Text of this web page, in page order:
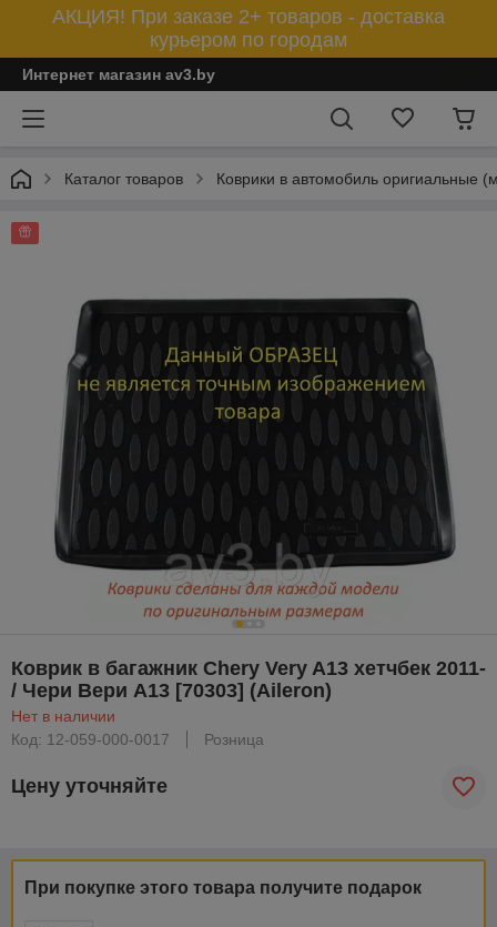
АКЦИЯ! При заказе 2+ товаров - доставка
курьером по городам
Интернет магазин av3.by
Каталог товаров Коврики в автомобиль оригиальные
Коврик в багажник Chery Very A13 хетчбек 2011-
/ Чери Вери А13 [70303] (Aileron)
Нет в наличии
Код: 12-059-000-0017
Розница
Цену уточняйте
При покупке этого товара получите подарок